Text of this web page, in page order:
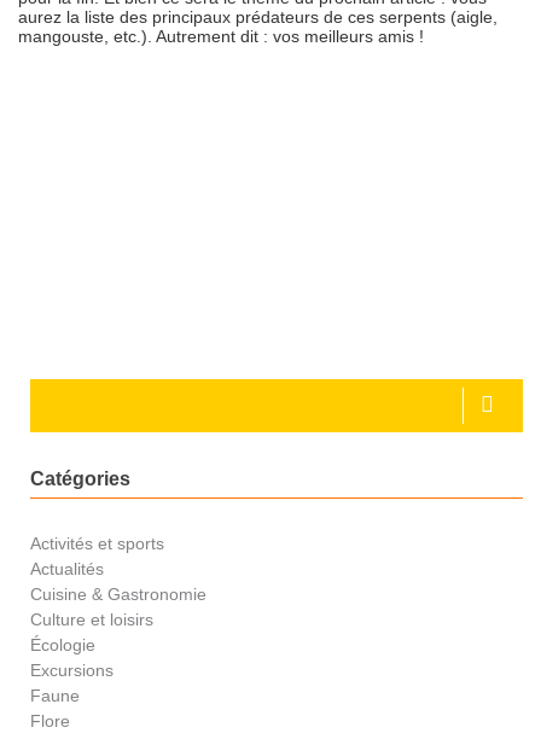
aurez la liste des principaux prédateurs de ces serpents (aigle,
mangouste, etc.). Autrement dit : vos meilleurs amis !
Catégories
Activités et sports
Actualités
Cuisine & Gastronomie
Culture et loisirs
Écologie
Excursions
Faune
Flore